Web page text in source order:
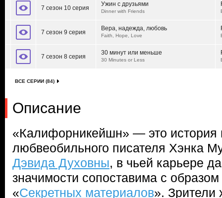
7 сезон 10 серия
Ужин с друзьями
Dinner with Friends
7 сезон 9 серия
Вера, надежда, любовь
Faith, Hope, Love
7 сезон 8 серия
30 минут или меньше
30 Minutes or Less
ВСЕ СЕРИИ (84)
Описание
«Калифорникейшн» — это история
любвеобильного писателя Хэнка
Дэвида Духовны, в чьей карьере
значимости сопоставима с
«Секретных материалов». Зрители